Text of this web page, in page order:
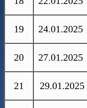
19 24.01.2025
20 27.01.2025
21 29.01.2025